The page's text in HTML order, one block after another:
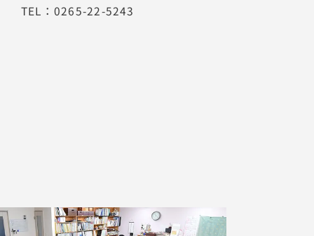
TEL：0265-22-5243